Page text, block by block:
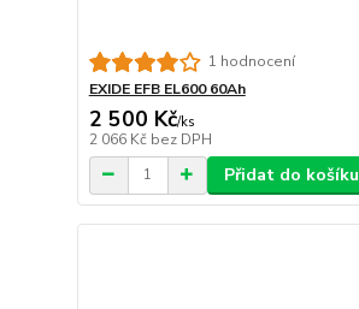
1 hodnocení
EXIDE EFB EL600 60Ah
2 500 Kč/ks
2 066 Kč bez DPH
Přidat do košíku